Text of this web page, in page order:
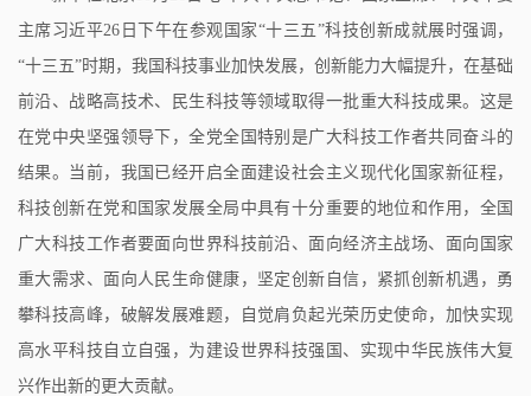
主席习近平26日下午在参观国家“十三五”科技创新成就展时强调，
“十三五”时期，我国科技事业加快发展，创新能力大幅提升，在基础
前沿、战略高技术、民生科技等领域取得一批重大科技成果。这是
在党中央坚强领导下，全党全国特别是广大科技工作者共同奋斗的
结果。当前，我国已经开启全面建设社会主义现代化国家新征程，
科技创新在党和国家发展全局中具有十分重要的地位和作用，全国
广大科技工作者要面向世界科技前沿、面向经济主战场、面向国家
重大需求、面向人民生命健康，坚定创新自信，紧抓创新机遇，勇
攀科技高峰，破解发展难题，自觉肩负起光荣历史使命，加快实现
高水平科技自立自强，为建设世界科技强国、实现中华民族伟大复
兴作出新的更大贡献。